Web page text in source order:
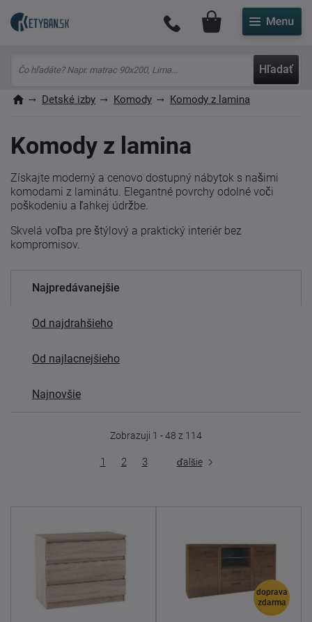
Hľadať
Môj účet
Detské izby Komody Komody z lamina
Komody z lamina
Získajte moderný a cenovo dostupný nábytok s našimi
komodami z laminátu. Elegantné povrchy odolné voči
poškodeniu a ľahkej údržbe.
Skvelá voľba pre štýlový a praktický interiér bez
kompromisov.
Najpredávanejšie
Od najdrahšieho
Od najlacnejšieho
Najnovšie
Zobrazuji 1 - 48 z 114
3
2
1 ďalšie
doprava
zdarma